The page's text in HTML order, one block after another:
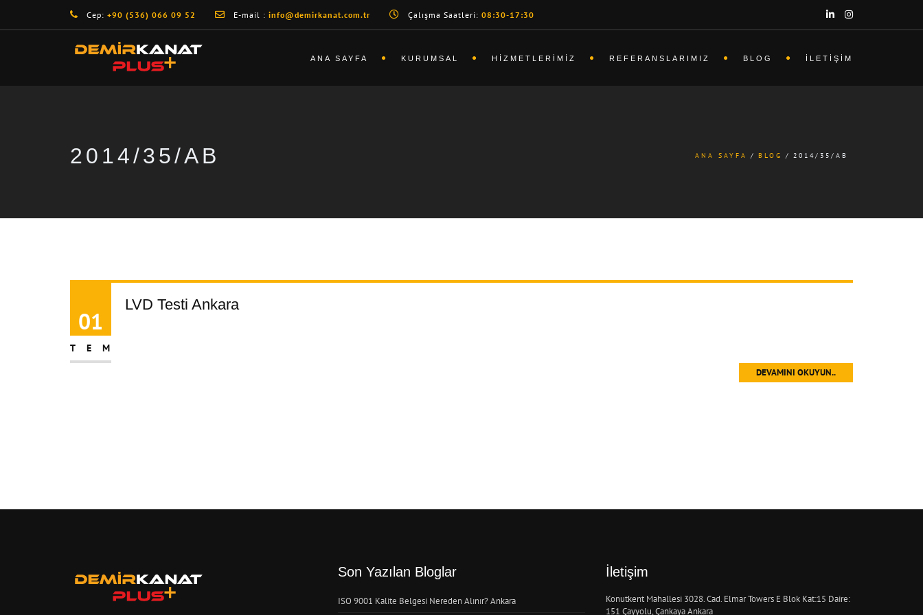
Cep: +90 (536) 066 09 52 E-mail : info@demirkanat.com.tr Çalışma Saatleri: 08:30-17:30
ANA SAYFA KURUMSAL HIZMETLERIMIZ REFERANSLARIMIZ BLOG İLETIŞIM
2014/35/AB ANA SAYFA BLOG 2014/35/AB
01
TEM
LVD Testi Ankara
DEVAMINI OKUYUN..
Son Yazılan Bloglar
ISO 9001 Kalite Belgesi Nereden Alınır? Ankara
İletişim
Konutkent Mahallesi 3028. Cad. Elmar Towers E Blok Kat:15 Daire:
151 Çayyolu, Çankaya Ankara